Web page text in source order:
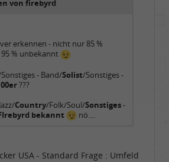
von firebyrd
erkennen - nicht nur 85 %
% unbekannt
- Band/Solist/Sonstiges -
???
Country/Folk/Soul/Sonstiges-
bekannt
nö....
USA - Standard Frage : Umfeld